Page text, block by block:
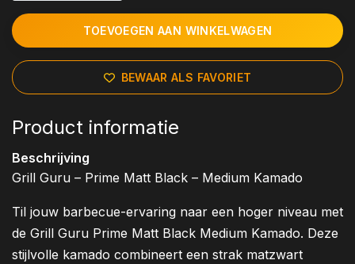
TOEVOEGEN AAN WINKELWAGEN
BEWAAR ALS FAVORIET
Product informatie
Beschrijving
Grill Guru – Prime Matt Black – Medium Kamado
Til jouw barbecue-ervaring naar een hoger niveau met
de Grill Guru Prime Matt Black Medium Kamado. Deze
stijlvolle kamado combineert een strak matzwart